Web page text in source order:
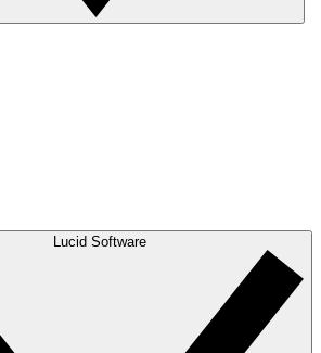
Lucid Software